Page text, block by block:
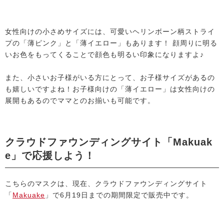
女性向けの小さめサイズには、可愛いヘリンボーン柄ストライ
プの「薄ピンク」と「薄イエロー」もあります！ 顔周りに明る
いお色をもってくることで顔色も明るい印象になりますよ♪
また、小さいお子様がいる方にとって、お子様サイズがあるの
も嬉しいですよね！お子様向けの「薄イエロー」は女性向けの
展開もあるのでママとのお揃いも可能です。
クラウドファウンディングサイト「Makuak
e」で応援しよう！
こちらのマスクは、現在、クラウドファウンディングサイト
「 Makuake 」で6月19日までの期間限定で販売中です。